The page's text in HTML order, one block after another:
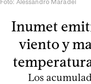
Foto: Alessandro Maradei
Inumet
viento y
Los